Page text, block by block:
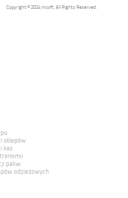
Copyright © 2024 Insoft. All Rights Reserved.
sklepów
kas
paliw
odzieżowych